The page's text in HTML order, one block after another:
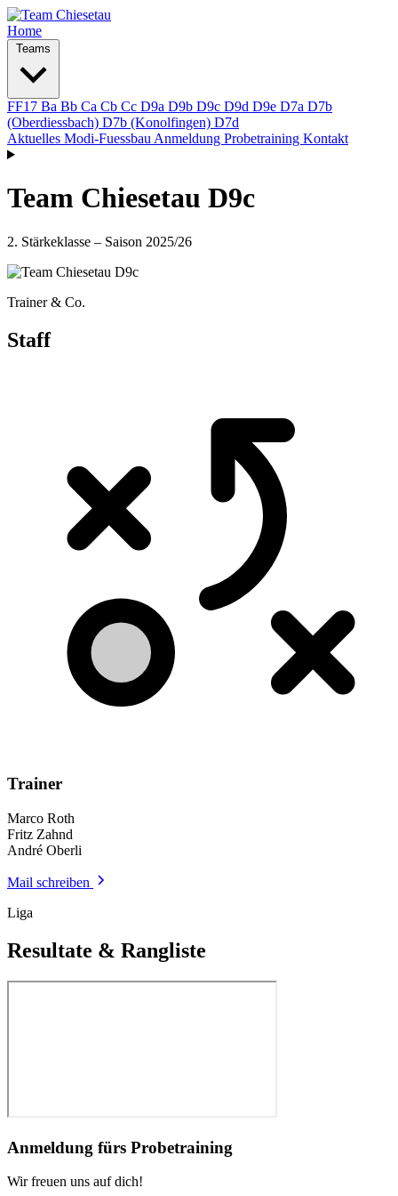
Home
Teams
FF17 Ba Bb Ca Cb Cc D9a D9b D9c D9d D9e D7a D7b
(Oberdiessbach) D7b (Konolfingen) D7d
Aktuelles Modi-Fuessbau Anmeldung Probetraining Kontakt
Team Chiesetau D9c
2. Stärkeklasse – Saison 2025/26
Trainer & Co.
Staff
Trainer
Marco Roth
Fritz Zahnd
André Oberli
Mail schreiben
Liga
Resultate & Rangliste
Anmeldung fürs Probetraining
Wir freuen uns auf dich!